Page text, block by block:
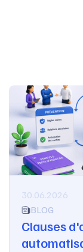
30.06.2026
BLOG
Clauses